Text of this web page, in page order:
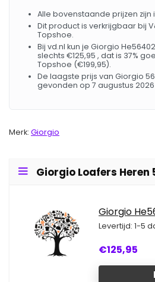
Alle bovenstaande prijzen zijn
Dit product is verkrijgbaar bij
Topshoe.
Bij vd.nl kun je Giorgio
slechts €125,95 , dat is 37%
Topshoe (€199,95).
De laagste prijs van Giorgio
gevonden op 7 augustus 2026
Merk: Giorgio
Giorgio Loafers Heren
Giorgio
Levertijd: 1-5
€125,95